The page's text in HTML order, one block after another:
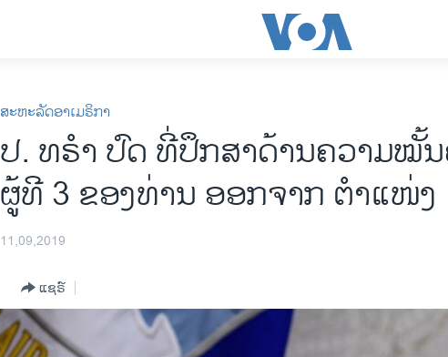
ສະຫະລັດອາເມຣິກາ
ປ. ທ​ຣຳ ​ປົດ​ ທີ່​ປຶກ​ສາ​ດ້ານ​ຄວາມ​ໝັ້
ຜູ້​ທີ 3 ຂອງ​ທ່ານ ອອກ​ຈາກ ​ຕຳ​ແໜ່ງ
11,09,2019
ແຊຣ໌